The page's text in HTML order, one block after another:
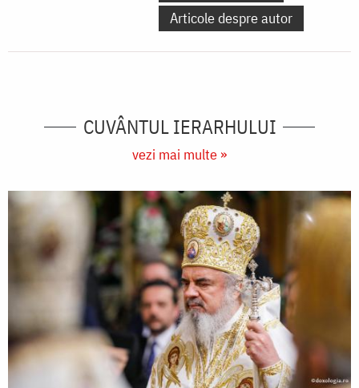
Articole despre autor
CUVÂNTUL IERARHULUI
vezi mai multe »